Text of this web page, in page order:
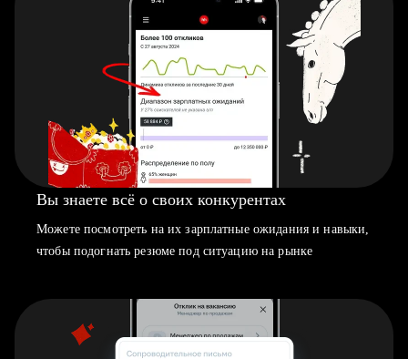
Вы знаете всё о своих конкурентах
Можете посмотреть на их зарплатные ожидания и навыки,
чтобы подогнать резюме под ситуацию на рынке